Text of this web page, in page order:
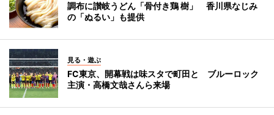
調布に讃岐うどん「骨付き鶏 樹」 香川県なじみ
の「ぬるい」も提供
見る・遊ぶ
FC東京、開幕戦は味スタで町田と ブルーロック
主演・高橋文哉さんら来場